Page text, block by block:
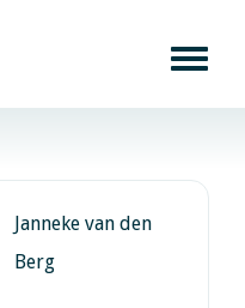
Janneke van den
Berg